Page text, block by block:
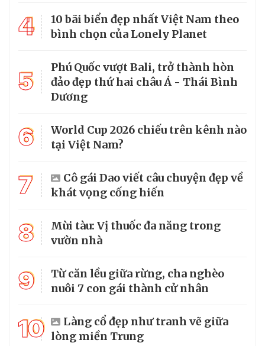
4
10 bãi biển đẹp nhất Việt Nam theo
bình chọn của Lonely Planet
5
Phú Quốc vượt Bali, trở thành hòn
đảo đẹp thứ hai châu Á - Thái Bình
Dương
6
World Cup 2026 chiếu trên kênh nào
tại Việt Nam?
7
Cô gái Dao viết câu chuyện đẹp về
khát vọng cống hiến
8
Mùi tàu: Vị thuốc đa năng trong
vườn nhà
9
Từ căn lều giữa rừng, cha nghèo
nuôi 7 con gái thành cử nhân
10
Làng cổ đẹp như tranh vẽ giữa
lòng miền Trung